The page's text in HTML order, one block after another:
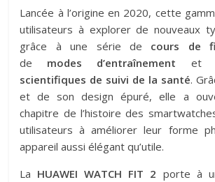
Lancée à l’origine en 2020, cette
utilisateurs à explorer de nouveaux
grâce à une série de cours de
de modes d’entraînement et
scientifiques de suivi de la santé.
et de son design épuré, elle a
chapitre de l’histoire des
utilisateurs à améliorer leur forme
appareil aussi élégant qu’utile.
La HUAWEI WATCH FIT 2 porte à